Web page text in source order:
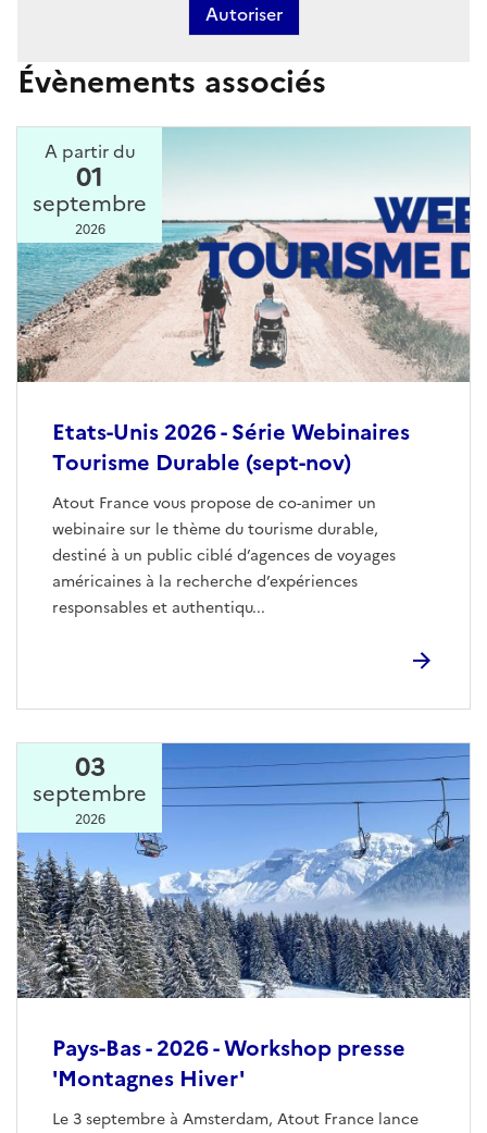
Autoriser
Évènements associés
Etats-Unis 2026 - Série Webinaires
Tourisme Durable (sept-nov)
Atout France vous propose de co-animer un
webinaire sur le thème du tourisme durable,
destiné à un public ciblé d’agences de voyages
américaines à la recherche d’expériences
responsables et authentiqu...
A partir du
01
septembre
2026
Pays-Bas - 2026 - Workshop presse
'Montagnes Hiver'
Le 3 septembre à Amsterdam, Atout France lance
03
septembre
2026